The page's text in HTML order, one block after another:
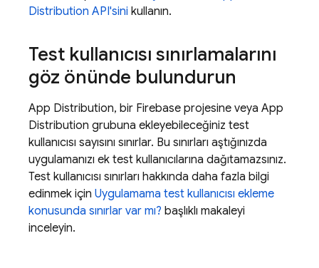
Distribution API'sini kullanın.
Test kullanıcısı sınırlamalarını
göz önünde bulundurun
App Distribution, bir Firebase projesine veya App
Distribution grubuna ekleyebileceğiniz test
kullanıcısı sayısını sınırlar. Bu sınırları aştığınızda
uygulamanızı ek test kullanıcılarına dağıtamazsınız.
Test kullanıcısı sınırları hakkında daha fazla bilgi
edinmek için Uygulamama test kullanıcısı ekleme
konusunda sınırlar var mı? başlıklı makaleyi
inceleyin.